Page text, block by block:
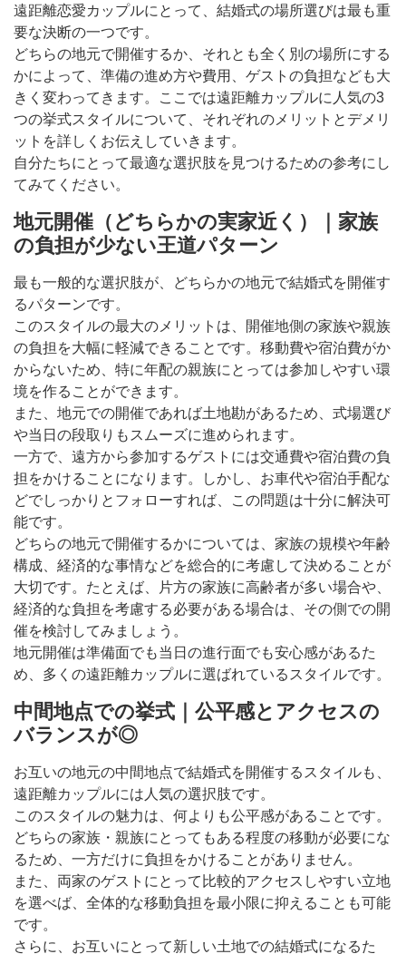
遠距離恋愛カップルにとって、結婚式の場所選びは最も重
要な決断の一つです。
どちらの地元で開催するか、それとも全く別の場所にする
かによって、準備の進め方や費用、ゲストの負担なども大
きく変わってきます。ここでは遠距離カップルに人気の3
つの挙式スタイルについて、それぞれのメリットとデメリ
ットを詳しくお伝えしていきます。
自分たちにとって最適な選択肢を見つけるための参考にし
てみてください。
地元開催（どちらかの実家近く）｜家族
の負担が少ない王道パターン
最も一般的な選択肢が、どちらかの地元で結婚式を開催す
るパターンです。
このスタイルの最大のメリットは、開催地側の家族や親族
の負担を大幅に軽減できることです。移動費や宿泊費がか
からないため、特に年配の親族にとっては参加しやすい環
境を作ることができます。
また、地元での開催であれば土地勘があるため、式場選び
や当日の段取りもスムーズに進められます。
一方で、遠方から参加するゲストには交通費や宿泊費の負
担をかけることになります。しかし、お車代や宿泊手配な
どでしっかりとフォローすれば、この問題は十分に解決可
能です。
どちらの地元で開催するかについては、家族の規模や年齢
構成、経済的な事情などを総合的に考慮して決めることが
大切です。たとえば、片方の家族に高齢者が多い場合や、
経済的な負担を考慮する必要がある場合は、その側での開
催を検討してみましょう。
地元開催は準備面でも当日の進行面でも安心感があるた
め、多くの遠距離カップルに選ばれているスタイルです。
中間地点での挙式｜公平感とアクセスの
バランスが◎
お互いの地元の中間地点で結婚式を開催するスタイルも、
遠距離カップルには人気の選択肢です。
このスタイルの魅力は、何よりも公平感があることです。
どちらの家族・親族にとってもある程度の移動が必要にな
るため、一方だけに負担をかけることがありません。
また、両家のゲストにとって比較的アクセスしやすい立地
を選べば、全体的な移動負担を最小限に抑えることも可能
です。
さらに、お互いにとって新しい土地での結婚式になるた